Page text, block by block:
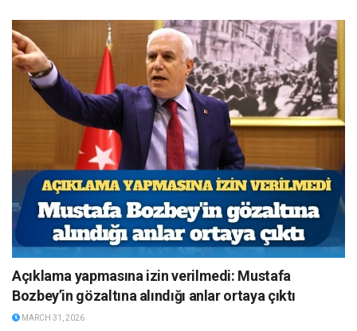
Açıklama yapmasına izin verilmedi: Mustafa
Bozbey’in gözaltına alındığı anlar ortaya çıktı
MARCH 31, 2026